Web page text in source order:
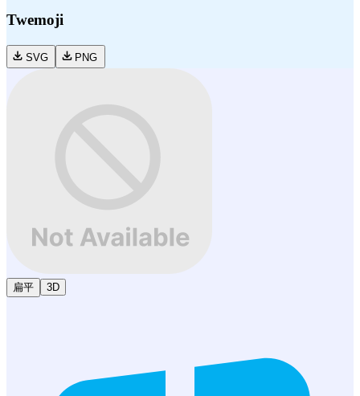
Twemoji
SVG PNG
扁平 3D